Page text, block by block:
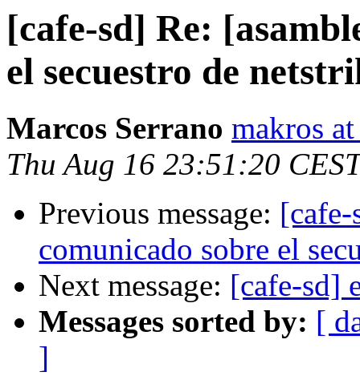
[cafe-sd] Re:
el secuestro de
Marcos Serrano makros
Thu Aug 16 23:51:20
Previous message: [cafe-
comunicado sobre el
Next message: [cafe-sd]
Messages sorted by: [
]